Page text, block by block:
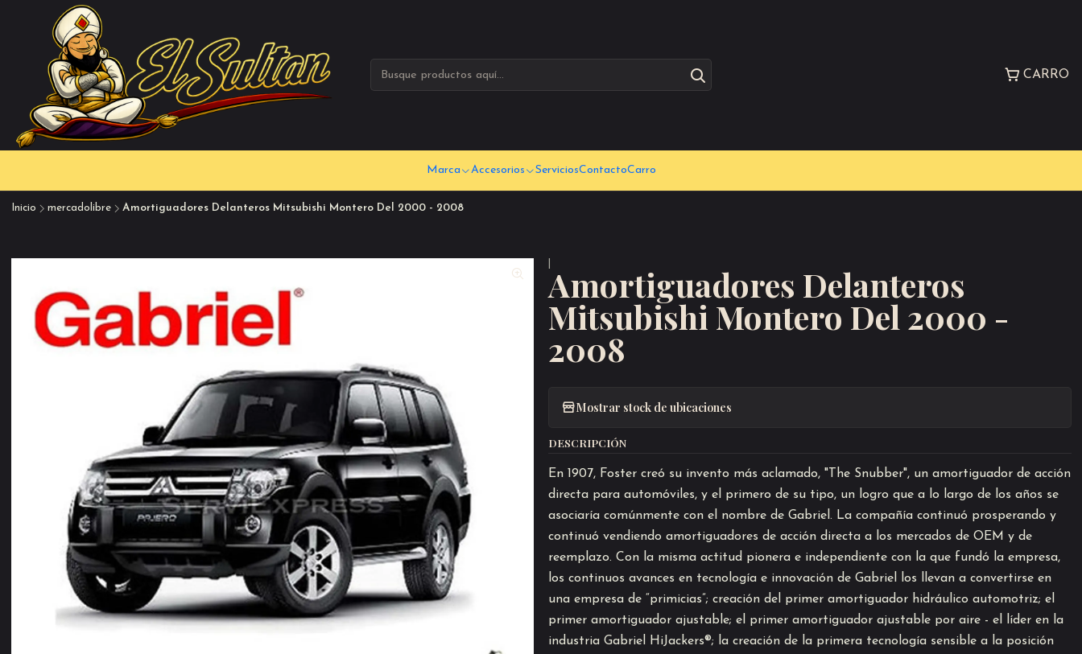
CARRO
Marca Accesorios ServiciosContactoCarro
Inicio mercadolibre Amortiguadores Delanteros Mitsubishi Montero Del 2000 - 2008
Amortiguadores Delanteros
Mitsubishi Montero Del 2000 -
2008
Mostrar stock de ubicaciones
DESCRIPCIÓN
En 1907, Foster creó su invento más aclamado, "The Snubber", un amortiguador de acción
directa para automóviles, y el primero de su tipo, un logro que a lo largo de los años se
asociaría comúnmente con el nombre de Gabriel. La compañía continuó prosperando y
continuó vendiendo amortiguadores de acción directa a los mercados de OEM y de
reemplazo. Con la misma actitud pionera e independiente con la que fundó la empresa,
los continuos avances en tecnología e innovación de Gabriel los llevan a convertirse en
una empresa de “primicias”; creación del primer amortiguador hidráulico automotriz; el
primer amortiguador ajustable; el primer amortiguador ajustable por aire - el líder en la
industria Gabriel HiJackers®; la creación de la primera tecnología sensible a la posición